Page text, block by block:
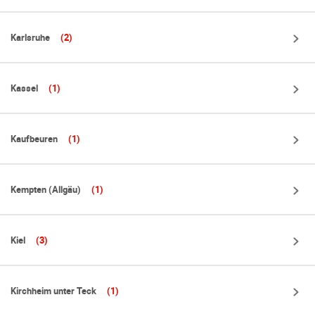
Karlsruhe (2)
Kassel (1)
Kaufbeuren (1)
Kempten (Allgäu) (1)
Kiel (3)
Kirchheim unter Teck (1)